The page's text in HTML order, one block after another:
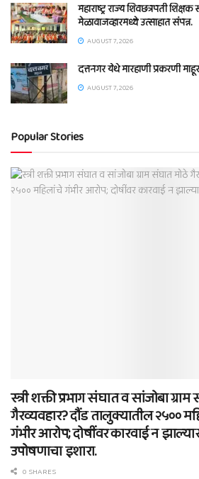
महाराष्ट्र राज्य शिवछत्रपती
मेळावाजव्हारमध्ये उत्साहात संपन्न.
AUGUST 7, 2026
दत्तनगर येथे मारहाणी प्रकरणी
AUGUST 7, 2026
Popular Stories
स्त्री शक्ती प्रभाग संघात व सांजोबा
गैरव्यवहार? दौंड तालुक्यातील २५००
गंभीर आरोप; दोषींवर कारवाई न
उपोषणाचा इशारा.
0 SHARES